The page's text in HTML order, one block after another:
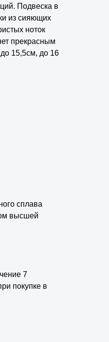
Подвеска в
из сияющих
ноток
прекрасным
15,5см, до 16
сплава
высшей
7
покупке в